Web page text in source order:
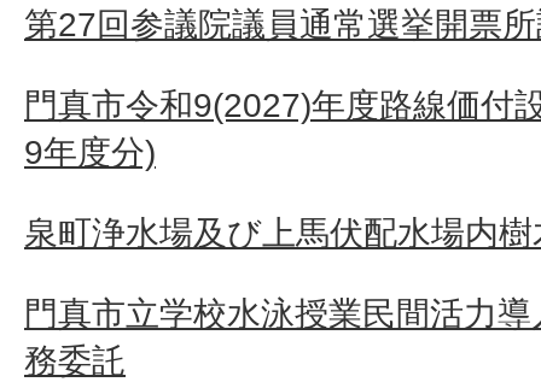
第27回参議院議員通常選挙開票
門真市令和9(2027)年度路線価付
9年度分)
泉町浄水場及び上馬伏配水場内
門真市立学校水泳授業民間活力
務委託